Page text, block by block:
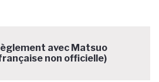
avec Matsuo
non officielle)